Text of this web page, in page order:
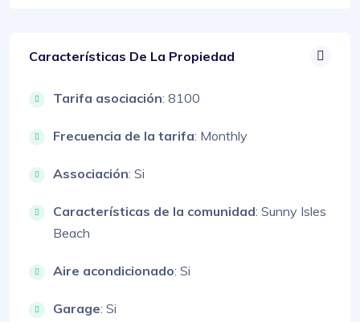
Características De La Propiedad
Tarifa asociación: 8100
Frecuencia de la tarifa: Monthly
Associación: Si
Características de la comunidad: Sunny Isles
Beach
Aire acondicionado: Si
Garage: Si